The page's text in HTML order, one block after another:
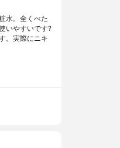
水。全くべた
いやすいです?
。実際にニキ